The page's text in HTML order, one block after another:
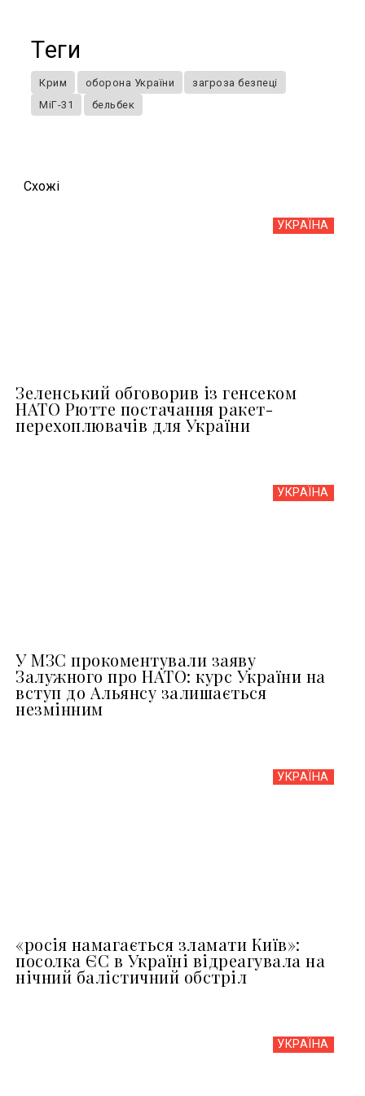
Теги
Крим оборона України
загроза безпеці
МіГ-31
бельбек
Схожi
УКРАЇНА
Зеленський обговорив із генсеком
НАТО Рютте постачання ракет-
перехоплювачів для України
УКРАЇНА
У МЗС прокоментували заяву
Залужного про НАТО: курс України на
вступ до Альянсу залишається
незмінним
УКРАЇНА
«росія намагається зламати Київ»:
посолка ЄС в Україні відреагувала на
нічний балістичний обстріл
УКРАЇНА